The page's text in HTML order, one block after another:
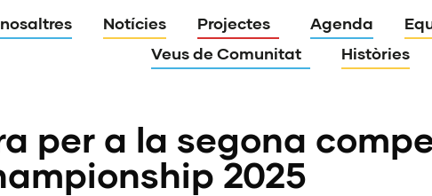
Notícies Projectes Agenda
Veus de Comunitat
Històries
per a la segona
2025